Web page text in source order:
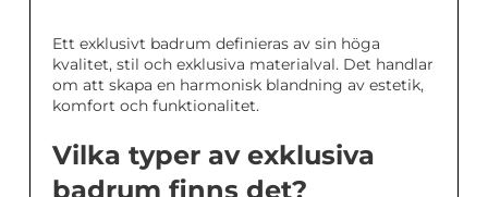
Ett exklusivt badrum definieras av sin höga
kvalitet, stil och exklusiva materialval. Det handlar
om att skapa en harmonisk blandning av estetik,
komfort och funktionalitet.
Vilka typer av exklusiva
badrum finns det?